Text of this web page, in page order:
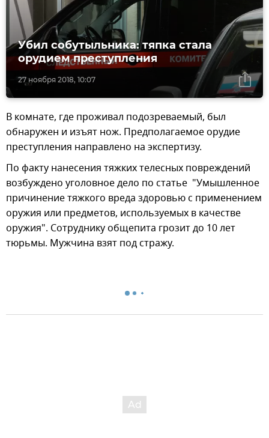
27 ноября 2018, 10:07
Убил собутыльника: тяпка стала
орудием преступления
В комнате, где проживал подозреваемый, был
обнаружен и изъят нож. Предполагаемое орудие
преступления направлено на экспертизу.
По факту нанесения тяжких телесных повреждений
возбуждено уголовное дело по статье "Умышленное
причинение тяжкого вреда здоровью с применением
оружия или предметов, используемых в качестве
оружия". Сотруднику общепита грозит до 10 лет
тюрьмы. Мужчина взят под стражу.